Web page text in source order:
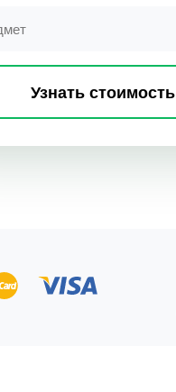
Узнать стоимость